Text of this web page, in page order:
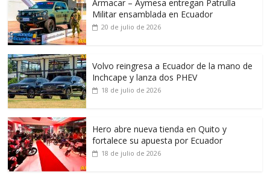
Armacar – Aymesa entregan Patrulla
Militar ensamblada en Ecuador
20 de julio de 2026
Volvo reingresa a Ecuador de la mano de
Inchcape y lanza dos PHEV
18 de julio de 2026
Hero abre nueva tienda en Quito y
fortalece su apuesta por Ecuador
18 de julio de 2026